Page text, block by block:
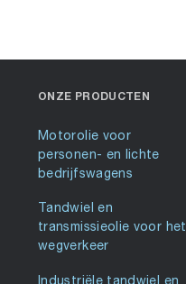
ONZE PRODUCTEN
Motorolie voor
personen- en lichte
bedrijfswagens
Tandwiel en
transmissieolie voor het
wegverkeer
Industriële tandwiel en